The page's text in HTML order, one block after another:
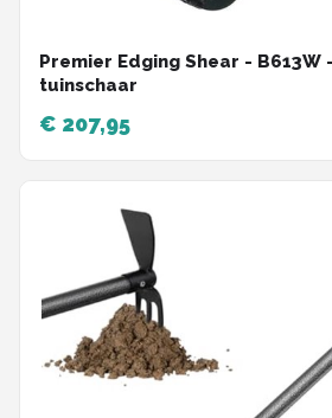
Premier Edging Shear -
tuinschaar
€ 207,95